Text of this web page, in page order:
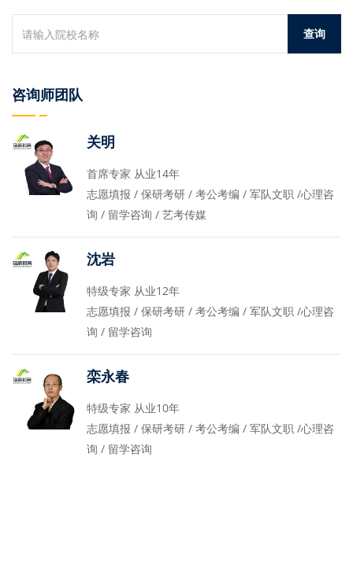
咨询师团队
关明
首席专家 从业14年
志愿填报 / 保研考研 / 考公考编 / 军队文职 /心理咨
询 / 留学咨询 / 艺考传媒
沈岩
特级专家 从业12年
志愿填报 / 保研考研 / 考公考编 / 军队文职 /心理咨
询 / 留学咨询
栾永春
特级专家 从业10年
志愿填报 / 保研考研 / 考公考编 / 军队文职 /心理咨
询 / 留学咨询